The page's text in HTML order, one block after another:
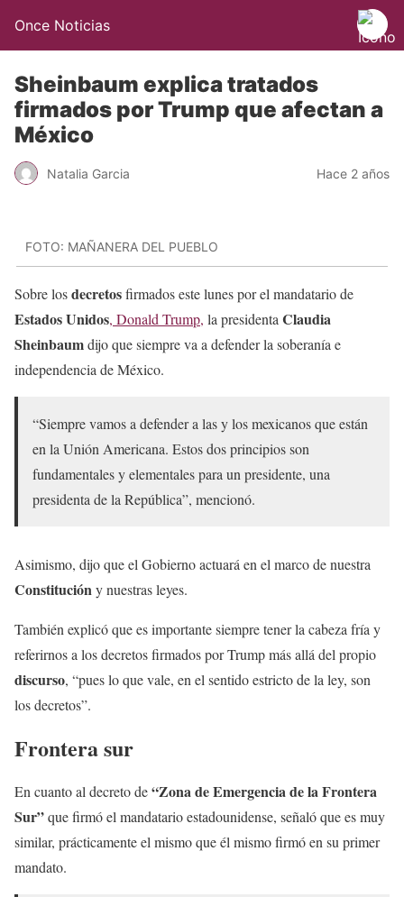
Once Noticias
Sheinbaum explica tratados
firmados por Trump que afectan a
México
Natalia Garcia Hace 2 años
FOTO: MAÑANERA DEL PUEBLO
Sobre losdecretosfirmados este lunes por el mandatario de
Estados Unidos, Donald Trump, la presidenta Claudia
Sheinbaumdijo que siempre va a defender la soberanía e
independencia de México.
“Siempre vamos a defender a las y los mexicanos que están
en la Unión Americana. Estos dos principios son
fundamentales y elementales para un presidente, una
presidenta de la República”, mencionó.
Asimismo, dijo que el Gobierno actuará en el marco de nuestra
Constitucióny nuestras leyes.
También explicó que es importante siempre tener la cabeza fría y
referirnos a los decretos firmados por Trump más allá del propio
discurso, “pues lo que vale, en el sentido estricto de la ley, son
los decretos”.
Frontera sur
En cuanto al decreto de“Zona de Emergencia de la Frontera
Sur”que firmó el mandatario estadounidense, señaló que es muy
similar, prácticamente el mismo que él mismo firmó en su primer
mandato.